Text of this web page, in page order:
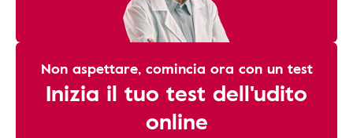
Non aspettare, comincia ora con un test
Inizia il tuo test dell'udito
online